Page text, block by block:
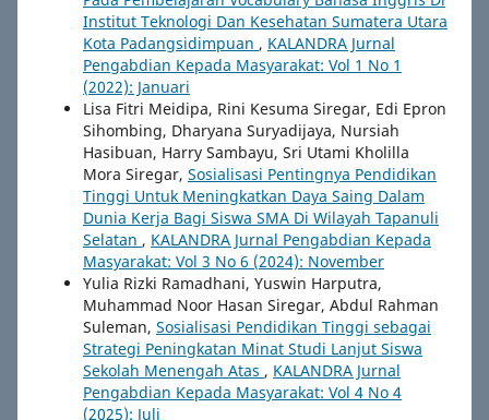
Institut Teknologi Dan Kesehatan Sumatera Utara
Kota Padangsidimpuan , KALANDRA Jurnal
Pengabdian Kepada Masyarakat: Vol 1 No 1
(2022): Januari
Lisa Fitri Meidipa, Rini Kesuma Siregar, Edi Epron
Sihombing, Dharyana Suryadijaya, Nursiah
Hasibuan, Harry Sambayu, Sri Utami Kholilla
Mora Siregar, Sosialisasi Pentingnya Pendidikan
Tinggi Untuk Meningkatkan Daya Saing Dalam
Dunia Kerja Bagi Siswa SMA Di Wilayah Tapanuli
Selatan , KALANDRA Jurnal Pengabdian Kepada
Masyarakat: Vol 3 No 6 (2024): November
Yulia Rizki Ramadhani, Yuswin Harputra,
Muhammad Noor Hasan Siregar, Abdul Rahman
Suleman, Sosialisasi Pendidikan Tinggi sebagai
Strategi Peningkatan Minat Studi Lanjut Siswa
Sekolah Menengah Atas , KALANDRA Jurnal
Pengabdian Kepada Masyarakat: Vol 4 No 4
(2025): Juli